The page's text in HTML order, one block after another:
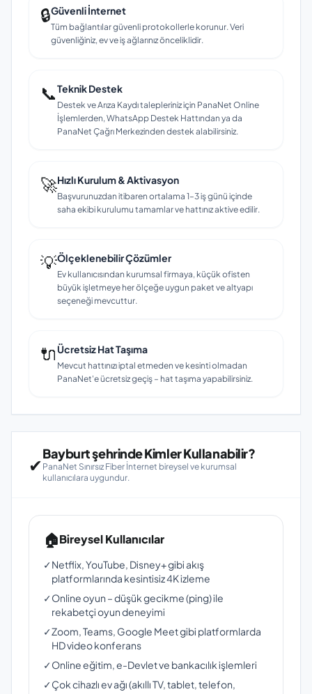
🔒Güvenli İnternet
Tüm bağlantılar güvenli protokollerle korunur. Veri
güvenliğiniz, ev ve iş ağlarınız önceliklidir.
📞Teknik Destek
Destek ve Arıza Kaydı talepleriniz için PanaNet Online
İşlemlerden, WhatsApp Destek Hattından ya da
PanaNet Çağrı Merkezinden destek alabilirsiniz.
🚀Hızlı Kurulum & Aktivasyon
Başvurunuzdan itibaren ortalama 1–3 iş günü içinde
saha ekibi kurulumu tamamlar ve hattınız aktive edilir.
💡Ölçeklenebilir Çözümler
Ev kullanıcısından kurumsal firmaya, küçük ofisten
büyük işletmeye her ölçeğe uygun paket ve altyapı
seçeneği mevcuttur.
🔌Ücretsiz Hat Taşıma
Mevcut hattınızı iptal etmeden ve kesinti olmadan
PanaNet'e ücretsiz geçiş – hat taşıma yapabilirsiniz.
✔
Bayburt şehrinde Kimler Kullanabilir?
PanaNet Sınırsız Fiber İnternet bireysel ve kurumsal
kullanıcılara uygundur.
🏠Bireysel Kullanıcılar
✓Netflix, YouTube, Disney+ gibi akış
platformlarında kesintisiz 4K izleme
✓Online oyun – düşük gecikme (ping) ile
rekabetçi oyun deneyimi
✓Zoom, Teams, Google Meet gibi platformlarda
HD video konferans
✓Online eğitim, e-Devlet ve bankacılık işlemleri
✓Çok cihazlı ev ağı (akıllı TV, tablet, telefon,